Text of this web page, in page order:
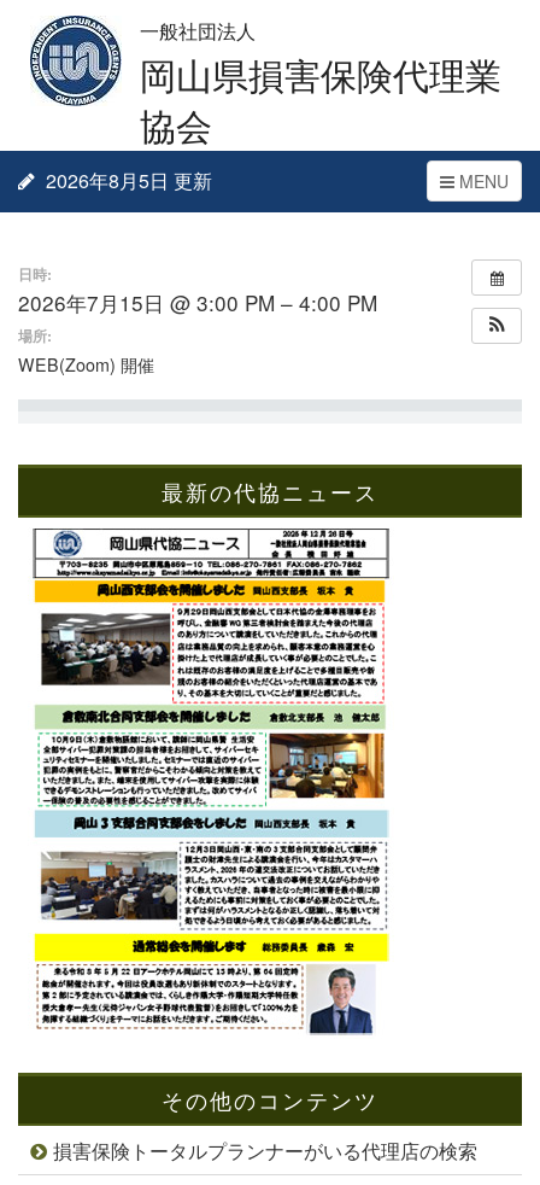
一般社団法人
岡山県損害保険代理業
協会
Toggle
navigation
MENU
2026年8月5日 更新
日時:
2026年7月15日 @ 3:00 PM – 4:00 PM
場所:
WEB(Zoom) 開催
最新の代協ニュース
その他のコンテンツ
損害保険トータルプランナーがいる代理店の検索